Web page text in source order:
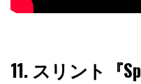
11.スリント『